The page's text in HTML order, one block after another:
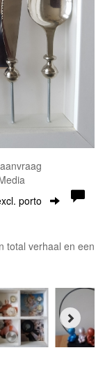
porto
total verhaal en een